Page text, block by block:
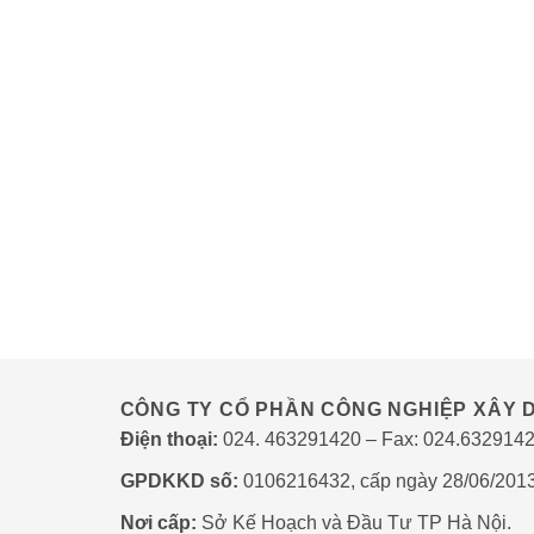
CÔNG TY CỔ PHẦN CÔNG NGHIỆP XÂY
Điện thoại: 024. 463291420 – Fax:
GPDKKD số: 0106216432, cấp ngày 28/06/
Nơi cấp: Sở Kế Hoạch và Đầu Tư TP Hà Nội.